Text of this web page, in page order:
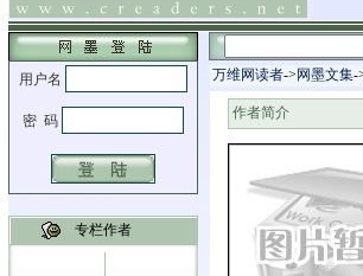
专栏作者
万维网读者-> 网墨文集-
作者简介